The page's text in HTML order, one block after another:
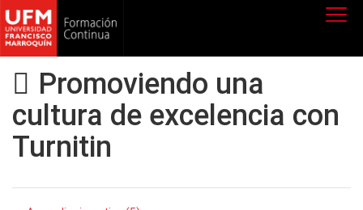
Promoviendo una
cultura de excelencia con
Turnitin